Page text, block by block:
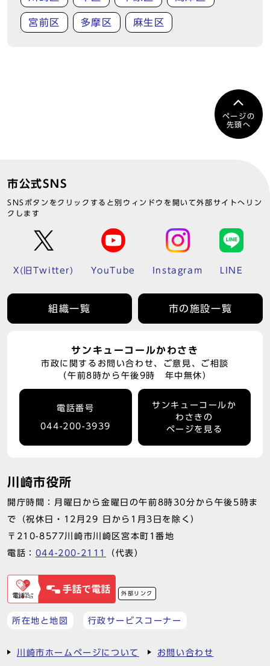
宮前区 多摩区 麻生区
ページの
先頭へ
市公式SNS
SNSボタンをクリックすると別ウィンドウを開いて外部サイトへリン
クします
X(旧Twitter) YouTube Instagram LINE
組織一覧 市の施設一覧
サンキューコールかわさき
市政に関するお問い合わせ、ご意見、ご相談
（午前8時から午後9時 年中無休）
電話番号
044-200-3939
サンキューコールか
わさきの
ページを見る
川崎市役所
開庁時間：月曜日から金曜日の午前8時30分から午後5時ま
で（祝休日・12月29 日から1月3日を除く）
〒210-8577川崎市川崎区宮本町1番地
電話： 044-200-2111 （代表）
外部リンク
所在地と地図 行政サービスコーナー
川崎市ホームページについて お問い合わせ